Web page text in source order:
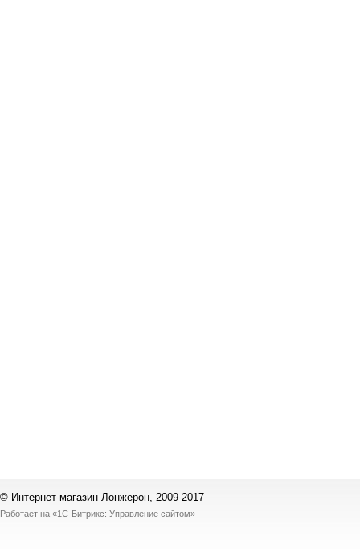
© Интернет-магазин Лонжерон, 2009-2017
Работает на «1С-Битрикс: Управление сайтом»